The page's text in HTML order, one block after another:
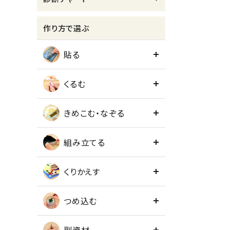
作り方で選ぶ
貼る
くるむ
きめこむ・なぞる
組み立てる
くりかえす
つめ込む